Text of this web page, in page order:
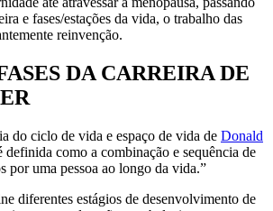
e fases/estações da vida, o trabalho das
reinvenção.
DA CARREIRA DE
do ciclo de vida e espaço de vida de Donald
definida como a combinação e sequência de
por uma pessoa ao longo da vida.”
diferentes estágios de desenvolvimento de